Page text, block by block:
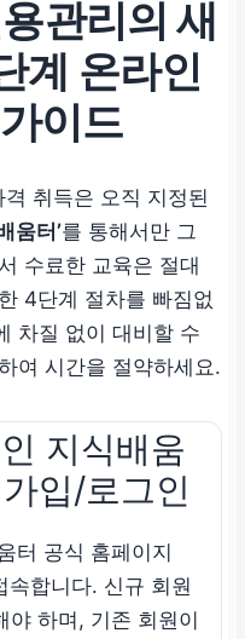
관리의 새
계 온라인
이드
격 취득은 오직 지정된
움터’를 통해서만 그
수료한 교육은 절대
4단계 절차를 빠짐없
차질 없이 대비할 수
여 시간을 절약하세요.
지식배움
입/로그인
터 공식 홈페이지
속합니다. 신규 회원
야 하며, 기존 회원이